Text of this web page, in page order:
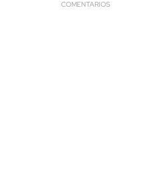
COMENTARIOS